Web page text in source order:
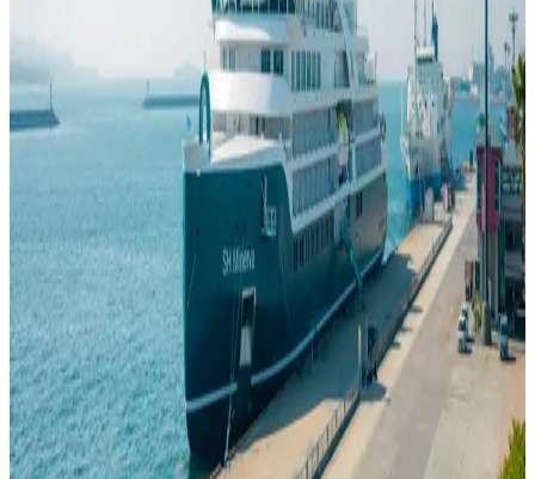
Kreuzfahrtgarderoben haben den Ruf, kompliziert zu sein, doch die
meisten Missverständnisse entstehen daraus, jede Reederei über
einen Kamm zu scheren. Das ist nicht korrekt. Ihre Kleidung richtet
sich nach der jeweiligen Tagesaktivität, dem Klima und dem
abendlichen Dresscode der Reederei. Eine Kreuzfahrt-
Kleiderordnung ist besser als Hausstil denn als branchenweite Regel
Lesen
GUT ZU WISSEN
Wie Sie eine Kreuzfahrt buchen
23. Juli 2026
Die Buchung einer Kreuzfahrt wird verwirrend, wenn alle
Entscheidungen gleichzeitig getroffen werden. Eine bessere
Reihenfolge ist, zuerst die Reise auszuwählen, dann die Kabine,